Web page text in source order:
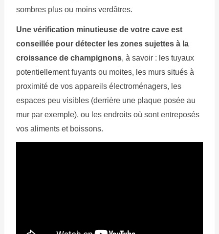
sombres plus ou moins verdâtres.
Une vérification minutieuse de votre cave est
conseillée pour détecter les zones sujettes à la
croissance de champignons, à savoir : les tuyaux
potentiellement fuyants ou moites, les murs situés à
proximité de vos appareils électroménagers, les
espaces peu visibles (derrière une plaque posée au
mur par exemple), ou les endroits où sont entreposés
vos aliments et boissons.